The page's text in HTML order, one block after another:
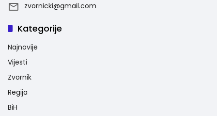
zvornicki@gmail.com
Kategorije
Najnovije
Vijesti
Zvornik
Regija
BiH